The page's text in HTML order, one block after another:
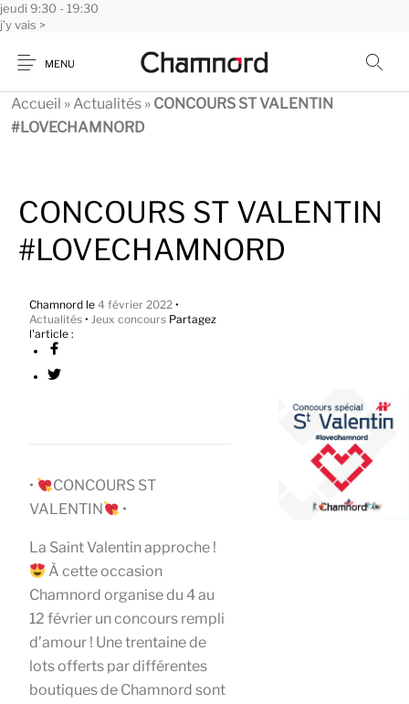
jeudi 9:30 - 19:30
j'y vais >
MENU
Accueil » Actualités » CONCOURS ST VALENTIN
#LOVECHAMNORD
CONCOURS ST VALENTIN
#LOVECHAMNORD
Chamnord le 4 février 2022 •
Actualités • Jeux concours Partagez
l'article :
•
CONCOURS ST
VALENTIN
•
La Saint Valentin approche !
À cette occasion
Chamnord organise du 4 au
12 février un concours rempli
d’amour ! Une trentaine de
lots offerts par différentes
boutiques de Chamnord sont
Panneau de gestion des cookies